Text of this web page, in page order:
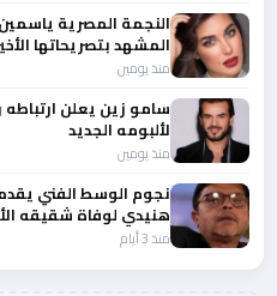
النجمة المصرية
المشهد بتصريحاتها
منذ يومين
سامو زين يعلن
لألبومه الجديد
منذ يومين
نجوم الوسط الفني
هنيدي لوفاة شقيقه
منذ 3 أيام